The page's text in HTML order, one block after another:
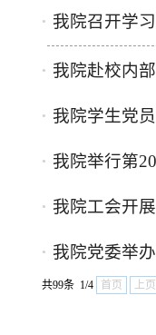
● 我院召开学
● 我院赴校内
● 我院学生党
● 我院举行第
● 我院工会开
● 我院党委举
共99条 1/4 首页 上页